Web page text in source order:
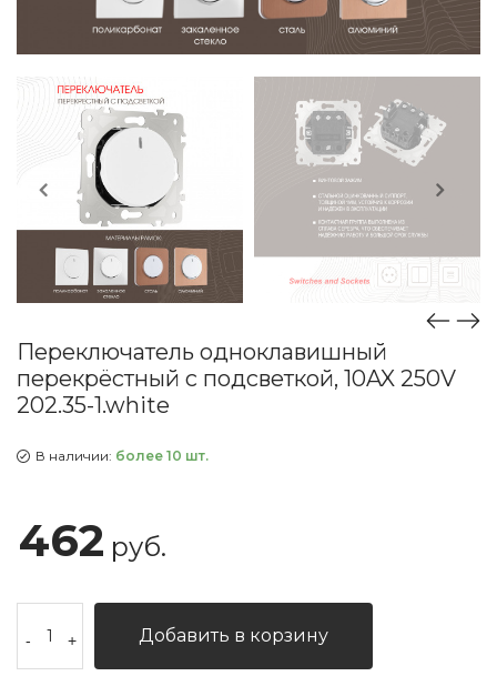
Переключатель одноклавишный
перекрёстный с подсветкой, 10AX 250V
202.35-1.white
В наличии: более 10 шт.
462 руб.
- + Добавить в корзину